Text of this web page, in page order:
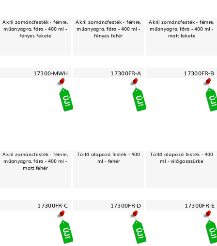
Akril zománcfesték - fémre,
műanyagra, fára - 400 ml -
fényes fekete
Akril zománcfesték - fémre,
műanyagra, fára - 400 ml -
fényes fehér
Akril zománcfesték - fémre,
műanyagra, fára - 400 ml -
matt fekete
17300-MWH
Akril zománcfesték - fémre,
műanyagra, fára - 400 ml -
matt fehér
17300FR-A
Töltő alapozó festék - 400
ml - fehér
17300FR-B
Töltő alapozó festék - 400
ml - világosszürke
17300FR-C 17300FR-D 17300FR-E